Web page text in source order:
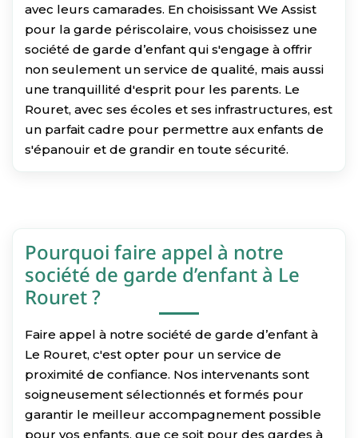
avec leurs camarades. En choisissant We Assist
pour la garde périscolaire, vous choisissez une
société de garde d’enfant qui s'engage à offrir
non seulement un service de qualité, mais aussi
une tranquillité d'esprit pour les parents. Le
Rouret, avec ses écoles et ses infrastructures, est
un parfait cadre pour permettre aux enfants de
s'épanouir et de grandir en toute sécurité.
Pourquoi faire appel à notre
société de garde d’enfant à Le
Rouret ?
Faire appel à notre société de garde d’enfant à
Le Rouret, c'est opter pour un service de
proximité de confiance. Nos intervenants sont
soigneusement sélectionnés et formés pour
garantir le meilleur accompagnement possible
pour vos enfants, que ce soit pour des gardes à